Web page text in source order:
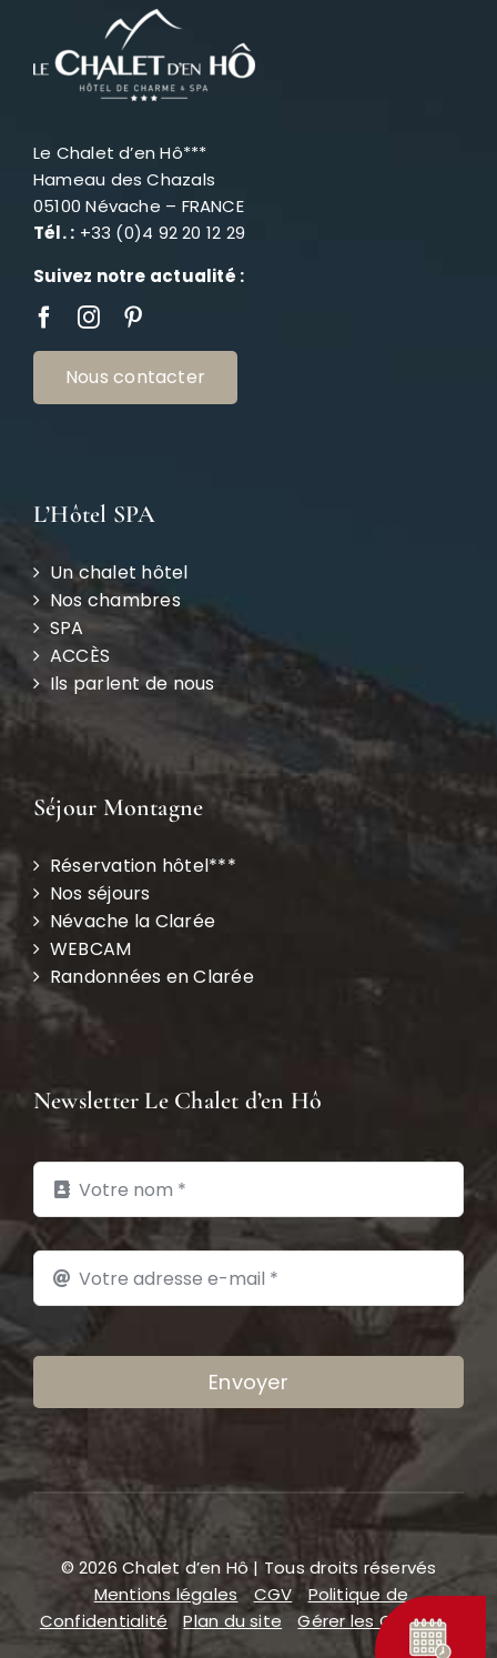
Le Chalet d’en Hô***
Hameau des Chazals
05100 Névache – FRANCE
Tél. : +33 (0)4 92 20 12 29
Suivez notre actualité :
Nous contacter
L’Hôtel SPA
Un chalet hôtel
Nos chambres
SPA
ACCÈS
Ils parlent de nous
Séjour Montagne
Réservation hôtel***
Nos séjours
Névache la Clarée
WEBCAM
Randonnées en Clarée
Newsletter Le Chalet d’en Hô
Envoyer
© 2026 Chalet d’en Hô | Tous droits réservés
Mentions légales
CGV
Politique de
Confidentialité
Plan du site Gérer les COOKIES